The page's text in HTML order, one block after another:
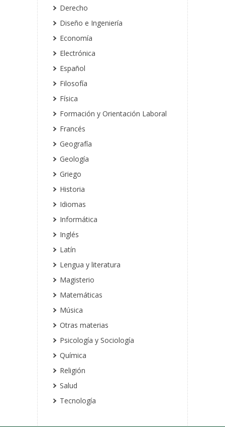
Derecho
Diseño e Ingeniería
Economía
Electrónica
Español
Filosofía
Física
Formación y Orientación Laboral
Francés
Geografía
Geología
Griego
Historia
Idiomas
Informática
Inglés
Latín
Lengua y literatura
Magisterio
Matemáticas
Música
Otras materias
Psicología y Sociología
Química
Religión
Salud
Tecnología